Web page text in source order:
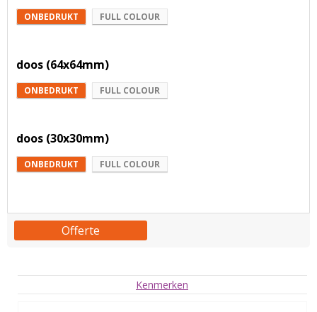
ONBEDRUKT FULL COLOUR
doos (64x64mm)
ONBEDRUKT FULL COLOUR
doos (30x30mm)
ONBEDRUKT FULL COLOUR
Offerte
Kenmerken